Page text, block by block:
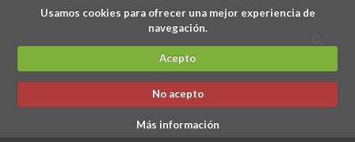
Usamos cookies para ofrecer una mejor experiencia de
navegación.
Acepto
No acepto
Más información